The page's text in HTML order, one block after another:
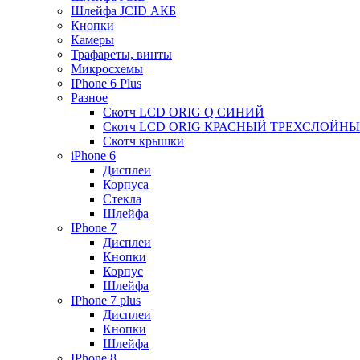
Шлейфа JCID АКБ
Кнопки
Камеры
Трафареты, винты
Микросхемы
IPhone 6 Plus
Разное
Скотч LCD ORIG Q СИНИЙ
Скотч LCD ORIG КРАСНЫЙ
Скотч крышки
iPhone 6
Дисплеи
Корпуса
Стекла
Шлейфа
IPhone 7
Дисплеи
Кнопки
Корпус
Шлейфа
IPhone 7 plus
Дисплеи
Кнопки
Шлейфа